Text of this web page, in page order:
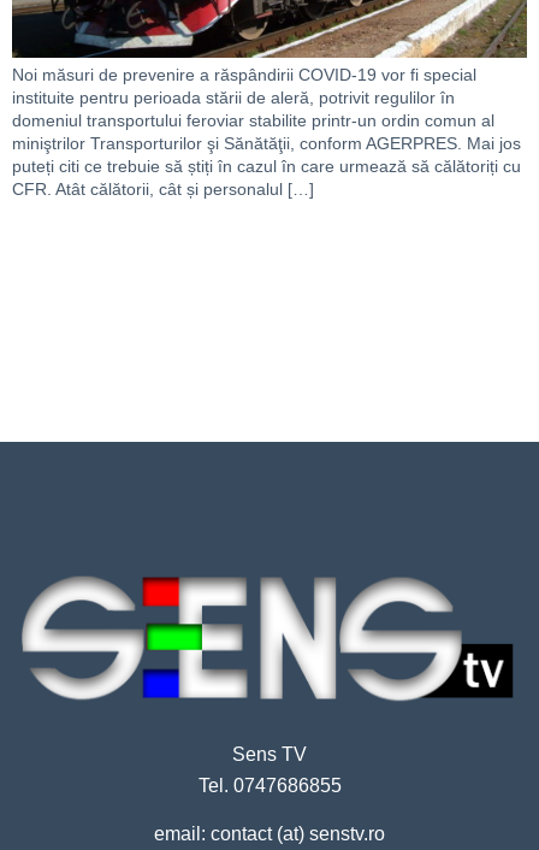
Noi măsuri de prevenire a răspândirii COVID-19 vor fi special
instituite pentru perioada stării de aleră, potrivit regulilor în
domeniul transportului feroviar stabilite printr-un ordin comun al
miniştrilor Transporturilor şi Sănătăţii, conform AGERPRES. Mai jos
puteți citi ce trebuie să știți în cazul în care urmează să călătoriți cu
CFR. Atât călătorii, cât și personalul […]
Sens TV
Tel. 0747686855
email: contact (at) senstv.ro